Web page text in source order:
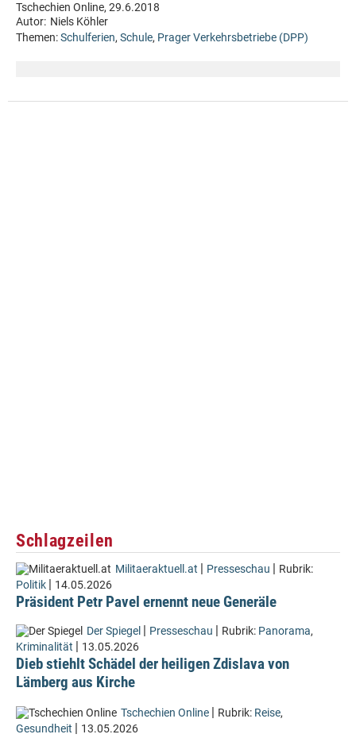
Tschechien Online, 29.6.2018
Autor: Niels Köhler
Themen:Schulferien, Schule, Prager Verkehrsbetriebe (DPP)
Schlagzeilen
Militaeraktuell.at | Presseschau | Rubrik:
Politik | 14.05.2026
Präsident Petr Pavel ernennt neue Generäle
Der Spiegel | Presseschau | Rubrik: Panorama,
Kriminalität | 13.05.2026
Dieb stiehlt Schädel der heiligen Zdislava von
Lämberg aus Kirche
Tschechien Online | Rubrik: Reise,
Gesundheit | 13.05.2026